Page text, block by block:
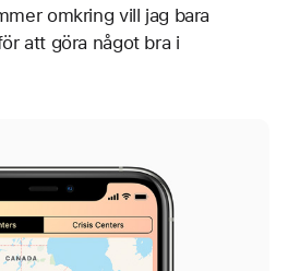
omkring vill jag bara
att göra något bra i